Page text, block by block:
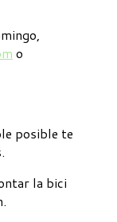
o
posible te
la bici